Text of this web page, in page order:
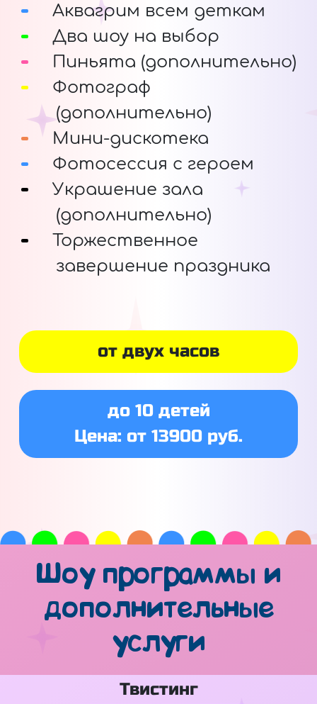
Аквагрим всем деткам
Два шоу на выбор
Пиньята (дополнительно)
Фотограф
(дополнительно)
Мини-дискотека
Фотосессия с героем
Украшение зала
(дополнительно)
Торжественное
завершение праздника
от двух часов
до 10 детей
Цена: от 13900 руб.
Шоу программы и
дополнительные
услуги
Твистинг